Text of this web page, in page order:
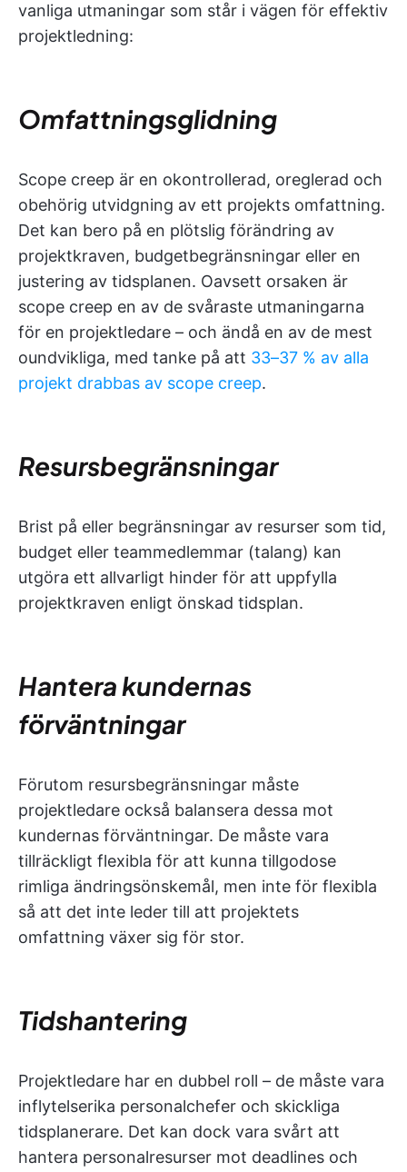
vanliga utmaningar som står i vägen för effektiv
projektledning:
Omfattningsglidning
Scope creep är en okontrollerad, oreglerad och
obehörig utvidgning av ett projekts omfattning.
Det kan bero på en plötslig förändring av
projektkraven, budgetbegränsningar eller en
justering av tidsplanen. Oavsett orsaken är
scope creep en av de svåraste utmaningarna
för en projektledare – och ändå en av de mest
oundvikliga, med tanke på att 33–37 % av alla
projekt drabbas av scope creep.
Resursbegränsningar
Brist på eller begränsningar av resurser som tid,
budget eller teammedlemmar (talang) kan
utgöra ett allvarligt hinder för att uppfylla
projektkraven enligt önskad tidsplan.
Hantera kundernas
förväntningar
Förutom resursbegränsningar måste
projektledare också balansera dessa mot
kundernas förväntningar. De måste vara
tillräckligt flexibla för att kunna tillgodose
rimliga ändringsönskemål, men inte för flexibla
så att det inte leder till att projektets
omfattning växer sig för stor.
Tidshantering
Projektledare har en dubbel roll – de måste vara
inflytelserika personalchefer och skickliga
tidsplanerare. Det kan dock vara svårt att
hantera personalresurser mot deadlines och